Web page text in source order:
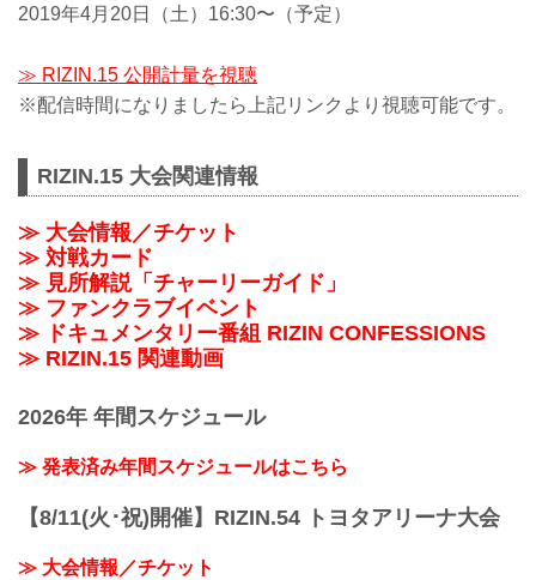
2019年4月20日（土）16:30〜（予定）
≫ RIZIN.15 公開計量を視聴
※配信時間になりましたら上記リンクより視聴可能です。
RIZIN.15 大会関連情報
≫ 大会情報／チケット
≫ 対戦カード
≫ 見所解説「チャーリーガイド」
≫ ファンクラブイベント
≫ ドキュメンタリー番組 RIZIN CONFESSIONS
≫ RIZIN.15 関連動画
2026年 年間スケジュール
≫ 発表済み年間スケジュールはこちら
【8/11(火･祝)開催】RIZIN.54 トヨタアリーナ大会
≫ 大会情報／チケット